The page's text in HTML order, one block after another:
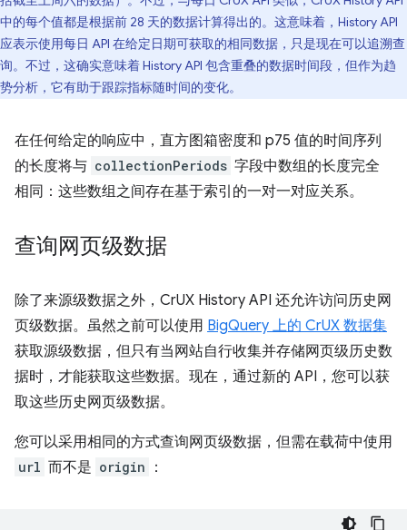
中的每个值都是根据前 28 天的数据计算得出的。这意味着，History API
应表示使用每日 API 在给定日期可获取的相同数据，只是现在可以追溯查
询。不过，这确实意味着 History API 包含重叠的数据时间段，但作为趋
势分析，它有助于跟踪指标随时间的变化。
在任何给定的响应中，直方图箱密度和 p75 值的时间序列
的长度将与 collectionPeriods 字段中数组的长度完全
相同：这些数组之间存在基于索引的一对一对应关系。
查询网页级数据
除了来源级数据之外，CrUX History API 还允许访问历史网
页级数据。虽然之前可以使用 BigQuery 上的 CrUX 数据集
获取源级数据，但只有当网站自行收集并存储网页级历史数
据时，才能获取这些数据。现在，通过新的 API，您可以获
取这些历史网页级数据。
您可以采用相同的方式查询网页级数据，但需在载荷中使用
url 而不是 origin ：